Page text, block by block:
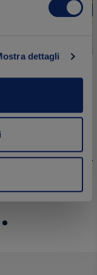
dettagli
Dressing